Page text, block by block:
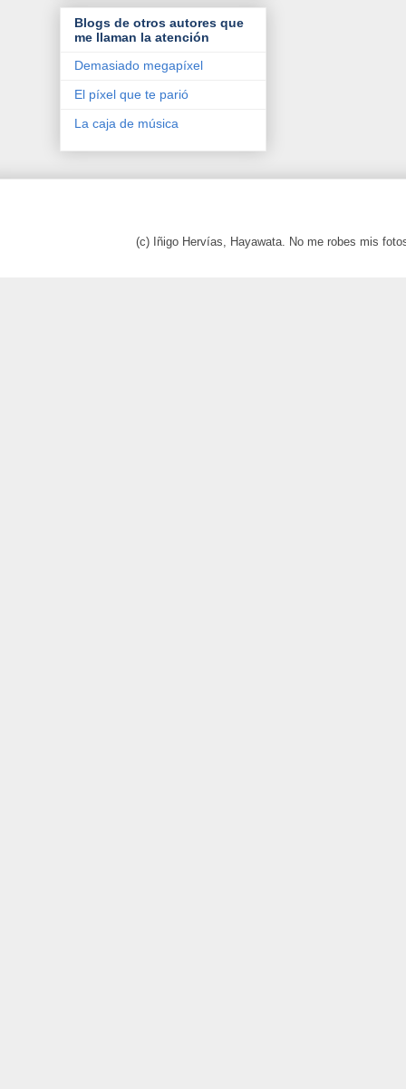
Blogs de otros autores que
me llaman la atención
Demasiado megapíxel
El píxel que te parió
La caja de música
(c) Iñigo Hervías, Hayawata. No me robes mis